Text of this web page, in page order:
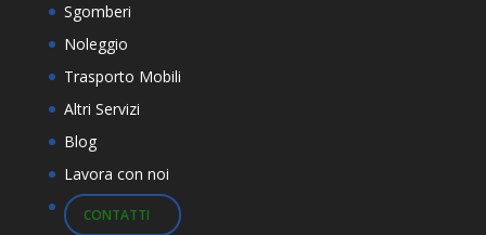
Sgomberi
Noleggio
Trasporto Mobili
Altri Servizi
Blog
Lavora con noi
CONTATTI